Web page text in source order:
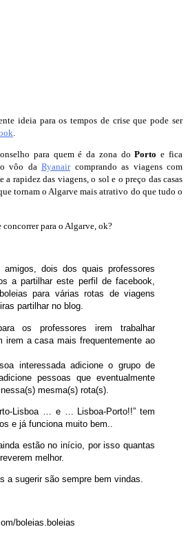
ideia para os tempos de crise que pode ser
para quem é da zona doPorto e fica
vôo da Ryanaircomprando as viagens com
a rapidez das viagens, o sol e o preço das casas
tornam o Algarve mais atrativo do que tudo o
concorrer para o Algarve, ok?
dois dos quais professores
a partilhar este perfil de facebook,
para várias rotas de viagens
partilhar no blog.
os professores irem trabalhar
irem a casa mais frequentemente ao
interessada adicione o grupo de
pessoas que eventualmente
mesma(s) rota(s).
Lisboa … e … Lisboa-Porto!!” tem
e já funciona muito bem..
estão no início, por isso quantas
melhor.
a sugerir são sempre bem vindas.
boleias.boleias